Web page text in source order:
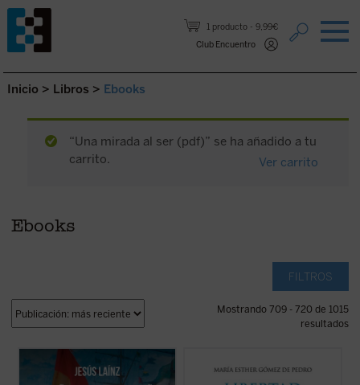
1 producto
9,99€
Club Encuentro
Saltar al contenido.
Inicio > Libros > Ebooks
“Una mirada al ser (pdf)” se ha añadido a tu
carrito.
Ver carrito
Ebooks
FILTROS
Mostrando 709 - 720 de 1015
resultados
No había pasado una semana de la derrota
La Veu de Catalunya
afirmó que los catalanes «estamos
con las que Joseph Ratzinger guía al que se